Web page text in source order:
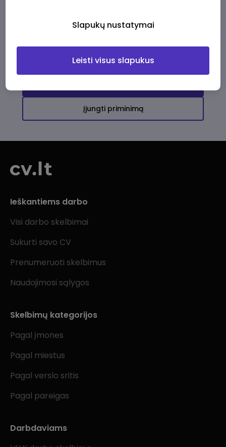
darbo pasiūlymų
Įjungti priminimą
Ieškantiems darbo
Visi darbo skelbimai
Sukurti savo CV
Prenumeruoti skelbimus
Naudojimosi sąlygos
Skelbimų kategorijos
Pagal įmones
Pagal miestus
Pagal verslo sritis
Pagal pareigas
Darbdaviams
Slapukų nustatymai
Leisti visus slapukus